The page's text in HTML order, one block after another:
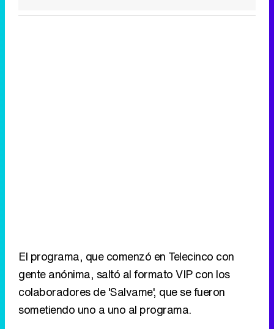
El programa, que comenzó en Telecinco con
gente anónima, saltó al formato VIP con los
colaboradores de 'Salvame', que se fueron
sometiendo uno a uno al programa.